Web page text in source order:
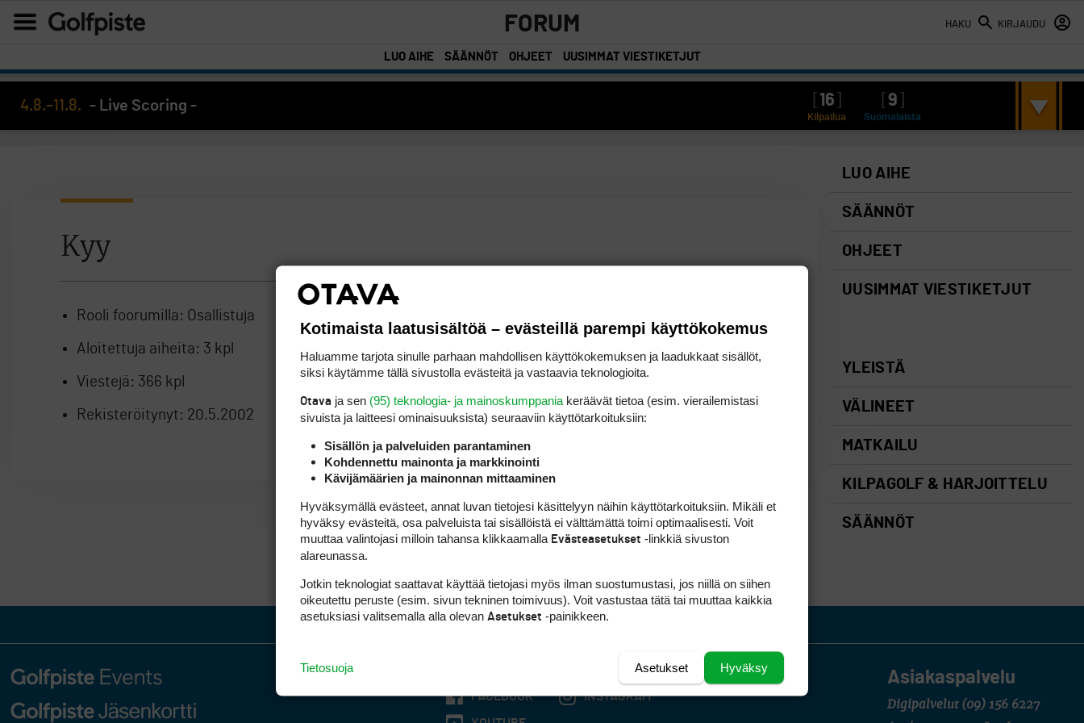
HAKU KIRJAUDU
FORUM
LUO AIHE SÄÄNNÖT OHJEET UUSIMMAT VIESTIKETJUT
4.8.–11.8. - Live Scoring - 16 9
Kilpailua Suomalaista
Kyy
Rooli foorumilla: Osallistuja
Aloitettuja aiheita: 3 kpl
Viestejä: 366 kpl
Rekisteröitynyt: 20.5.2002
LUO AIHE
SÄÄNNÖT
OHJEET
UUSIMMAT VIESTIKETJUT
YLEISTÄ
VÄLINEET
MATKAILU
KILPAGOLF & HARJOITTELU
SÄÄNNÖT
Asiakaspalvelu
Digipalvelut (09) 156 6227
FACEBOOK INSTAGRAM
Kotimaista laatusisältöä – evästeillä parempi käyttökokemus
Haluamme tarjota sinulle parhaan mahdollisen käyttökokemuksen ja laadukkaat sisällöt,
siksi käytämme tällä sivustolla evästeitä ja vastaavia teknologioita.
Otava ja sen (95) teknologia- ja mainoskumppania keräävät tietoa (esim. vierailemis­tasi
sivuista ja laitteesi ominaisuuk­sista) seuraaviin käyttötarkoituksiin:
Sisällön ja palveluiden parantaminen
Kohdennettu mainonta ja markkinointi
Kävijämäärien ja mainonnan mittaaminen
Hyväksymällä evästeet, annat luvan tietojesi käsittelyyn näihin käyttötarkoituksiin. Mikäli et
hyväksy evästeitä, osa palveluista tai sisällöistä ei välttämättä toimi optimaalisesti. Voit
muuttaa valintojasi milloin tahansa klikkaamalla Evästeasetukset -linkkiä sivuston
alareunassa.
Jotkin teknologiat saattavat käyttää tietojasi myös ilman suostumustasi, jos niillä on siihen
oikeutettu peruste (esim. sivun tekninen toimivuus). Voit vastustaa tätä tai muuttaa kaikkia
asetuksiasi valitsemalla alla olevan Asetukset -painikkeen.
Hyväksy
Asetukset
Tietosuoja